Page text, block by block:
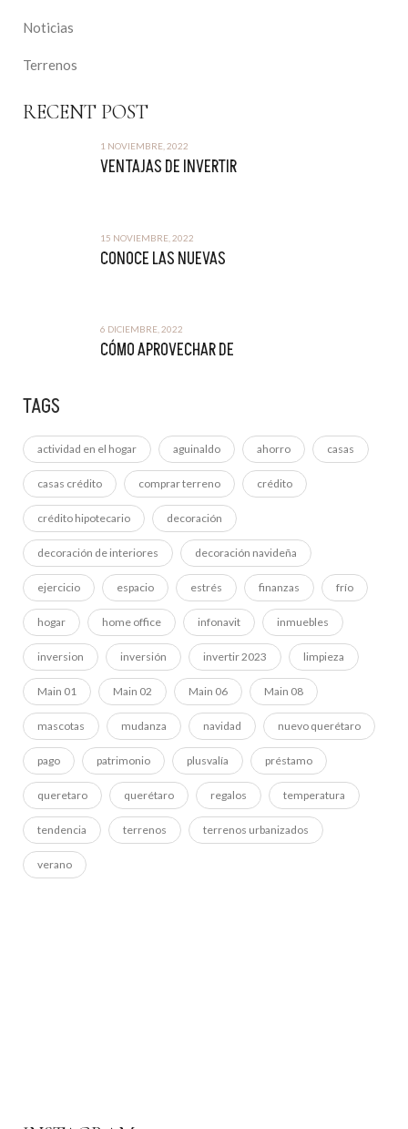
Noticias
Terrenos
RECENT POST
1 NOVIEMBRE, 2022
VENTAJAS DE INVERTIR
15 NOVIEMBRE, 2022
CONOCE LAS NUEVAS
6 DICIEMBRE, 2022
CÓMO APROVECHAR DE
TAGS
actividad en el hogar aguinaldo ahorro casas
casas crédito comprar terreno crédito
crédito hipotecario decoración
decoración de interiores decoración navideña
ejercicio espacio estrés finanzas frío
hogar home office infonavit inmuebles
inversion inversión invertir 2023 limpieza
Main 01 Main 02 Main 06 Main 08
mascotas mudanza navidad nuevo querétaro
pago patrimonio plusvalía préstamo
queretaro querétaro regalos temperatura
tendencia terrenos terrenos urbanizados
verano